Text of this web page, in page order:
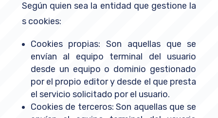
Según quien sea la entidad que gestione la
s cookies:
Cookies propias: Son aquellas que se
envían al equipo terminal del usuario
desde un equipo o dominio gestionado
por el propio editor y desde el que presta
el servicio solicitado por el usuario.
Cookies de terceros: Son aquellas que se